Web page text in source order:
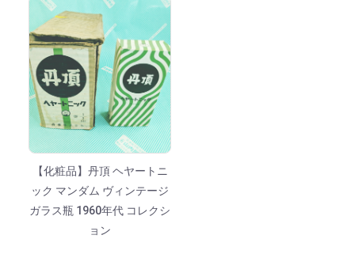
【化粧品】丹頂 ヘヤートニ
ック マンダム ヴィンテージ
ガラス瓶 1960年代 コレクシ
ョン